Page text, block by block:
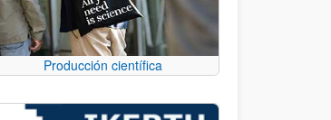
Producción científica